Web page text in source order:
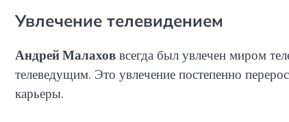
Увлечение телевидением
Андрей Малаховвсегда был увлечен миром
телеведущим. Это увлечение постепенно
карьеры.